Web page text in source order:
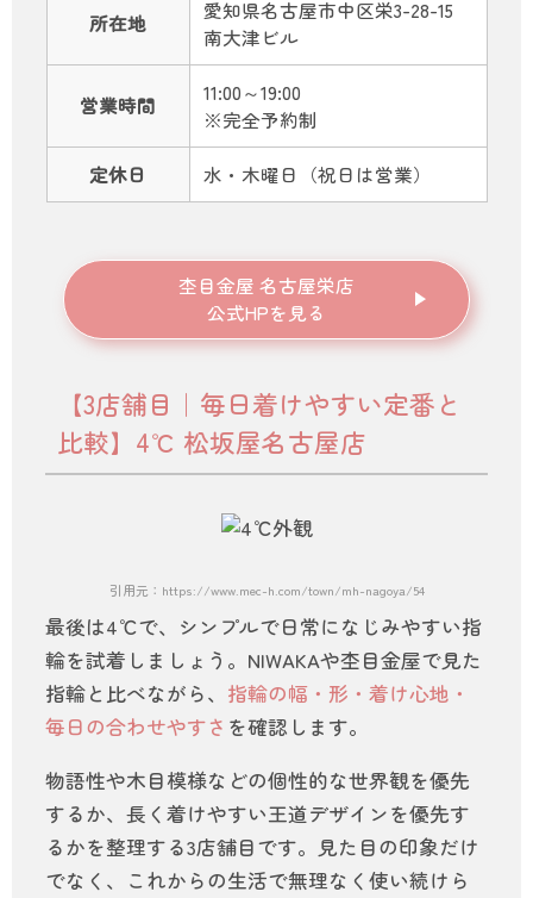
所在地
愛知県名古屋市中区栄3-28-15
南大津ビル
営業時間
11:00～19:00
※完全予約制
定休日 水・木曜日（祝日は営業）
杢目金屋 名古屋栄店
公式HPを見る
【3店舗目｜毎日着けやすい定番と
比較】4℃ 松坂屋名古屋店
引用元：https://www.mec-h.com/town/mh-nagoya/54
最後は4℃で、シンプルで日常になじみやすい指
輪を試着しましょう。NIWAKAや杢目金屋で見た
指輪と比べながら、 指輪の幅・形・着け心地・
毎日の合わせやすさ を確認します。
物語性や木目模様などの個性的な世界観を優先
するか、長く着けやすい王道デザインを優先す
るかを整理する3店舗目です。見た目の印象だけ
でなく、これからの生活で無理なく使い続けら